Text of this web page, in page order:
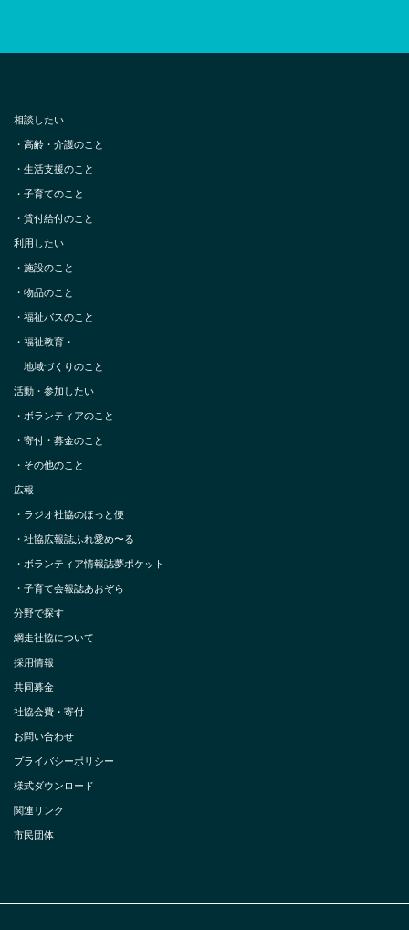
相談したい
・ 高齢・介護のこと
・ 生活支援のこと
・ 子育てのこと
・ 貸付給付のこと
利用したい
・ 施設のこと
・ 物品のこと
・ 福祉バスのこと
・ 福祉教育・
地域づくりのこと
活動・参加したい
・ ボランティアのこと
・ 寄付・募金のこと
・ その他のこと
広報
・ ラジオ社協のほっと便
・ 社協広報誌ふれ愛め〜る
・ ボランティア情報誌夢ポケット
・ 子育て会報誌あおぞら
分野で探す
網走社協について
採用情報
共同募金
社協会費・寄付
お問い合わせ
プライバシーポリシー
様式ダウンロード
関連リンク
市民団体